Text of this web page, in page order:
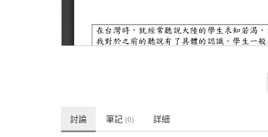
討論 筆記 (0) 詳細